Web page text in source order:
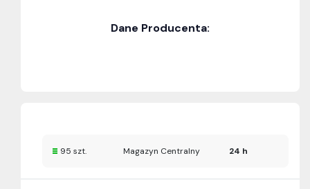
Dane Producenta:
95 szt. Magazyn Centralny 24 h